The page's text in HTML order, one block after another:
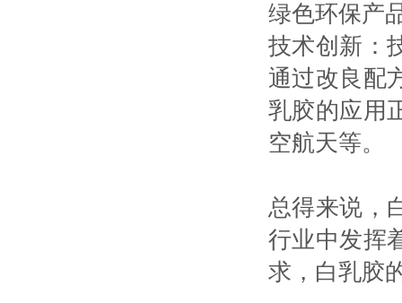
绿色环保产
技术创新：
通过改良配
乳胶的应用
空航天等。
总得来说，
行业中发挥
求，白乳胶